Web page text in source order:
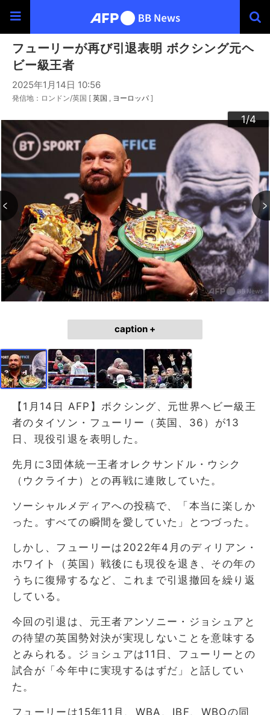
フューリーが再び引退表明 ボクシング元ヘ
ビー級王者
2025年1月14日 10:56
発信地：ロンドン/英国 [ 英国 ヨーロッパ ]
1/4
2/4
3/4
4/4
caption +
【1月14日 AFP】ボクシング、元世界ヘビー級王
者のタイソン・フューリー（英国、36）が13
日、現役引退を表明した。
先月に3団体統一王者オレクサンドル・ウシク
（ウクライナ）との再戦に連敗していた。
ソーシャルメディアへの投稿で、「本当に楽しか
った。すべての瞬間を愛していた」とつづった。
しかし、フューリーは2022年4月のディリアン・
ホワイト（英国）戦後にも現役を退き、その年の
うちに復帰するなど、これまで引退撤回を繰り返
している。
今回の引退は、元王者アンソニー・ジョシュアと
の待望の英国勢対決が実現しないことを意味する
とみられる。ジョシュアは11日、フューリーとの
試合が「今年中に実現するはずだ」と話してい
た。
フューリーは15年11月、WBA、IBF、WBOの同